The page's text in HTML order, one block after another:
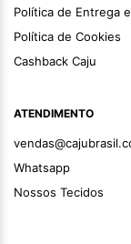
Política de Entrega
Política de Cookies
Cashback Caju
ATENDIMENTO
Whatsapp
Nossos Tecidos